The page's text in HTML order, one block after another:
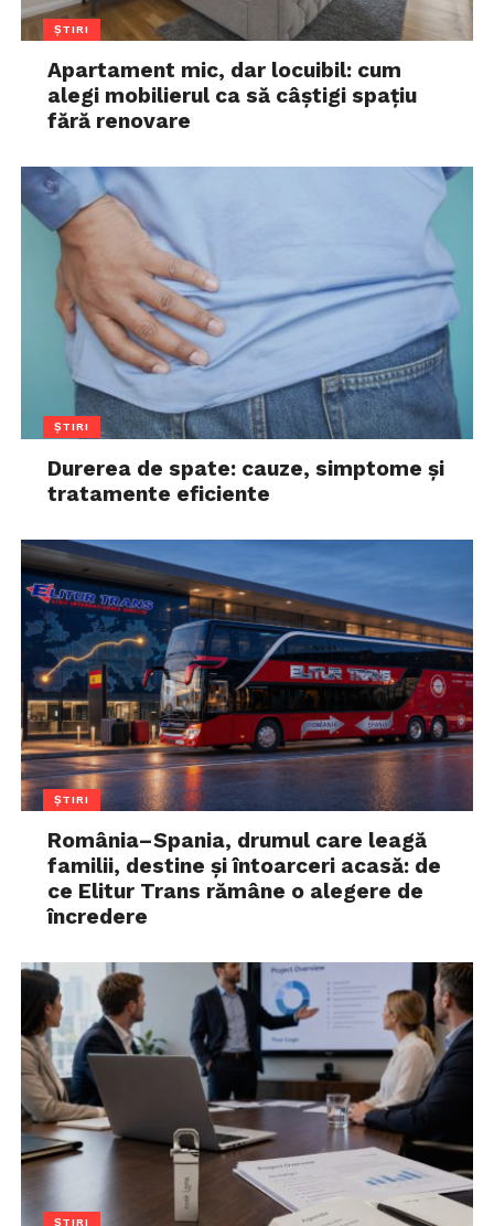
ȘTIRI
Apartament mic, dar locuibil: cum
alegi mobilierul ca să câștigi spațiu
fără renovare
ȘTIRI
Durerea de spate: cauze, simptome și
tratamente eficiente
ȘTIRI
România–Spania, drumul care leagă
familii, destine și întoarceri acasă: de
ce Elitur Trans rămâne o alegere de
încredere
ȘTIRI